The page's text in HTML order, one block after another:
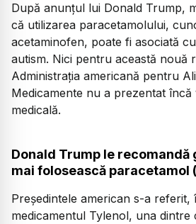
După anunțul lui Donald Trump,
că utilizarea paracetamolului,
acetaminofen, poate fi asociată
autism. Nici pentru această nouă
Administrația americană pentru
Medicamente nu a prezentat încă
medicală.
Donald Trump le recomandă
mai folosească paracetamol
Președintele american s-a referit,
medicamentul Tylenol, una dintre